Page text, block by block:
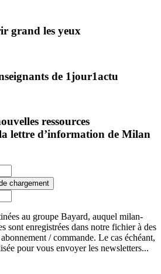
grand les yeux
de 1jour1actu
ressources
lettre d’information de Milan
au groupe Bayard, auquel milan-
sont enregistrées dans notre fichier à des
/ commande. Le cas échéant,
pour vous envoyer les newsletters...